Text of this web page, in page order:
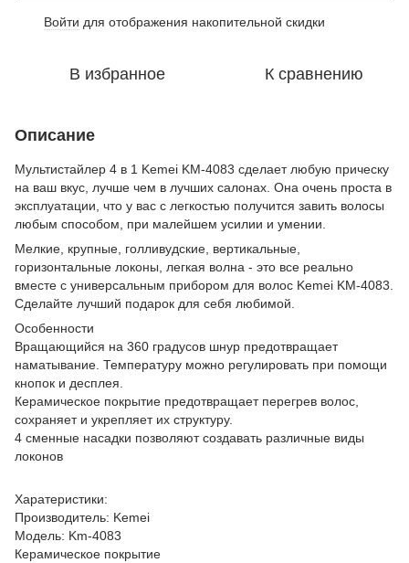
Войти для отображения накопительной скидки
В избранное К сравнению
Описание
Мультистайлер 4 в 1 Kemei KM-4083 сделает любую прическу
на ваш вкус, лучше чем в лучших салонах. Она очень проста в
эксплуатации, что у вас с легкостью получится завить волосы
любым способом, при малейшем усилии и умении.
Мелкие, крупные, голливудские, вертикальные,
горизонтальные локоны, легкая волна - это все реально
вместе с универсальным прибором для волос Kemei KM-4083.
Сделайте лучший подарок для себя любимой.
Особенности
Вращающийся на 360 градусов шнур предотвращает
наматывание. Температуру можно регулировать при помощи
кнопок и десплея.
Керамическое покрытие предотвращает перегрев волос,
сохраняет и укрепляет их структуру.
4 сменные насадки позволяют создавать различные виды
локонов
Харатеристики:
Производитель: Kemei
Модель: Km-4083
Керамическое покрытие